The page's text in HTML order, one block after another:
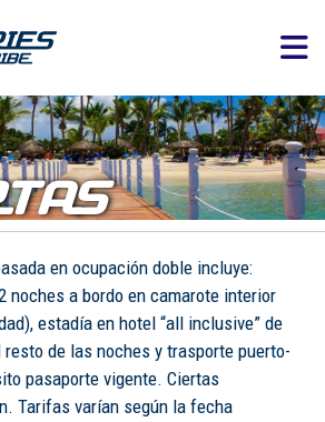
en ocupación doble incluye:
noches a bordo en camarote interior
estadía en hotel “all inclusive” de
de las noches y trasporte puerto-
pasaporte vigente. Ciertas
Tarifas varían según la fecha